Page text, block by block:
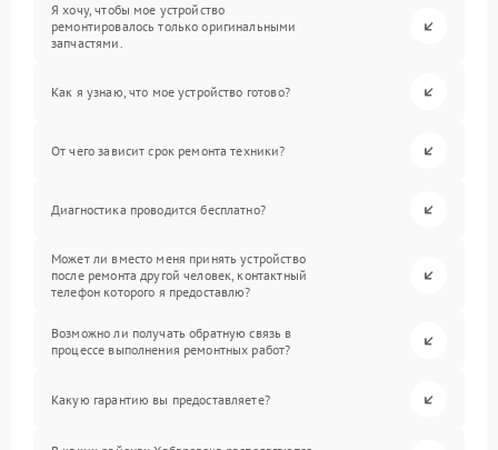
Я хочу, чтобы мое устройство
ремонтировалось только оригинальными
запчастями.
Как я узнаю, что мое устройство готово?
От чего зависит срок ремонта техники?
Диагностика проводится бесплатно?
Может ли вместо меня принять устройство
после ремонта другой человек, контактный
телефон которого я предоставлю?
Возможно ли получать обратную связь в
процессе выполнения ремонтных работ?
Какую гарантию вы предоставляете?